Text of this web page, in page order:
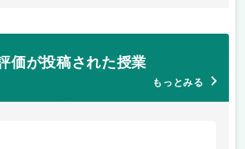
価が投稿された授業
もっとみる